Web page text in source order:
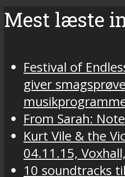
Mest læste
Festival of
giver
From Sarah:
Kurt Vile & the
04.11.15,
10 soundtracks